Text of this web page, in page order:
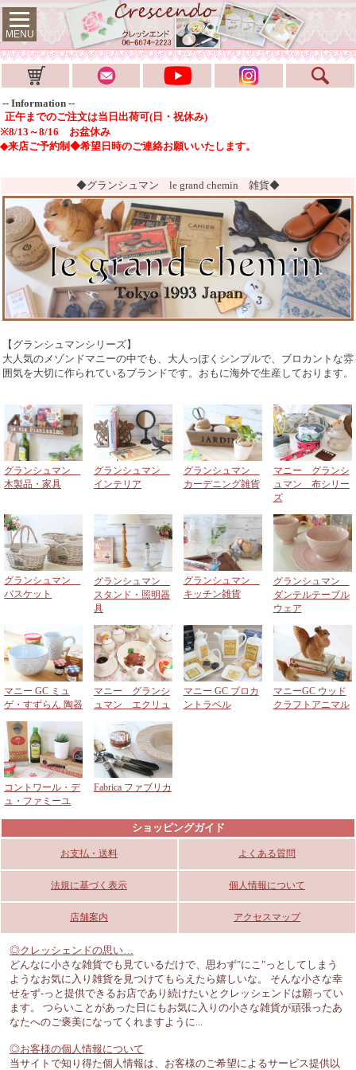
MENU
-- Information --
正午までのご注文は当日出荷可(日・祝休み)
※8/13～8/16 お盆休み
◆来店ご予約制◆希望日時のご連絡お願いいたします。
◆グランシュマン le grand chemin 雑貨◆
【グランシュマンシリーズ】
大人気のメゾンドマニーの中でも、大人っぽくシンプルで、ブロカントな雰
囲気を大切に作られているブランドです。おもに海外で生産しております。
グランシュマン
木製品・家具
グランシュマン
インテリア
グランシュマン
カーデニング雑貨
マニー グランシ
ュマン 布シリー
ズ
グランシュマン
バスケット
グランシュマン
スタンド・照明器
具
グランシュマン
キッチン雑貨
グランシュマン
ダンテルテーブル
ウェア
マニー GC ミュ
ゲ・すずらん 陶器
マニー グランシ
ュマン エクリュ
マニー GC ブロカ
ントラベル
マニーGC ウッド
クラフトアニマル
コントワール・デ
ュ・ファミーユ
Fabrica ファブリカ
ショッピングガイド
お支払・送料 よくある質問
法規に基づく表示 個人情報について
店舗案内 アクセスマップ
◎クレッシェンドの思い…
どんなに小さな雑貨でも見ているだけで、思わず"にこ"っとしてしまう
ようなお気に入り雑貨を見つけてもらえたら嬉しいな。 そんな小さな幸
せをず-っと提供できるお店であり続けたいとクレッシェンドは願ってい
ます。 つらいことがあった日にもお気に入りの小さな雑貨が頑張ったあ
なたへのご褒美になってくれますように...
◎お客様の個人情報について
当サイトで知り得た個人情報は、お客様のご希望によるサービス提供以